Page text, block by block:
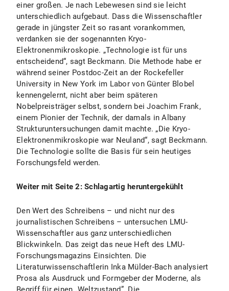
einer großen. Je nach Lebewesen sind sie leicht
unterschiedlich aufgebaut. Dass die Wissenschaftler
gerade in jüngster Zeit so rasant vorankommen,
verdanken sie der sogenannten Kryo-
Elektronenmikroskopie. „Technologie ist für uns
entscheidend“, sagt Beckmann. Die Methode habe er
während seiner Postdoc-Zeit an der Rockefeller
University in New York im Labor von Günter Blobel
kennengelernt, nicht aber beim späteren
Nobelpreisträger selbst, sondern bei Joachim Frank,
einem Pionier der Technik, der damals in Albany
Strukturuntersuchungen damit machte. „Die Kryo-
Elektronenmikroskopie war Neuland“, sagt Beckmann.
Die Technologie sollte die Basis für sein heutiges
Forschungsfeld werden.
Weiter mit Seite 2: Schlagartig heruntergekühlt
Den Wert des Schreibens – und nicht nur des
journalistischen Schreibens – untersuchen LMU-
Wissenschaftler aus ganz unterschiedlichen
Blickwinkeln. Das zeigt das neue Heft des LMU-
Forschungsmagazins Einsichten. Die
Literaturwissenschaftlerin Inka Mülder-Bach analysiert
Prosa als Ausdruck und Formgeber der Moderne, als